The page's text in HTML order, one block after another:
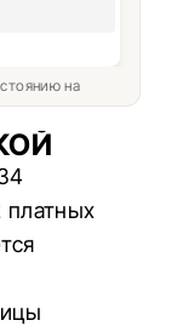
на
платных